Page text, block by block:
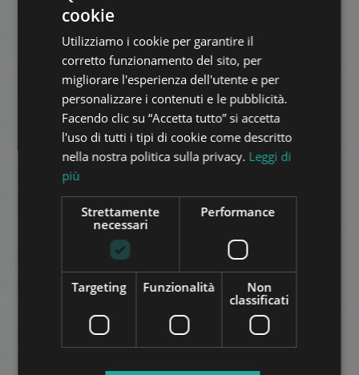
PAULAY LUXURY
Canone di affitto:525.000 HUF
Quartiere 6 • 3 camere da letto • 100 m2
FRENCH
ITALIAN
SPANISH
ARABIC
cookie
Utilizziamo i cookie per garantire il
corretto funzionamento del sito, per
migliorare l'esperienza dell'utente e per
personalizzare i contenuti e le pubblicità.
Facendo clic su “Accetta tutto” si accetta
l'uso di tutti i tipi di cookie come descritto
nella nostra politica sulla privacy. Leggi di
più
Strettamente
necessari
Performance
Targeting Funzionalità
Non
classificati